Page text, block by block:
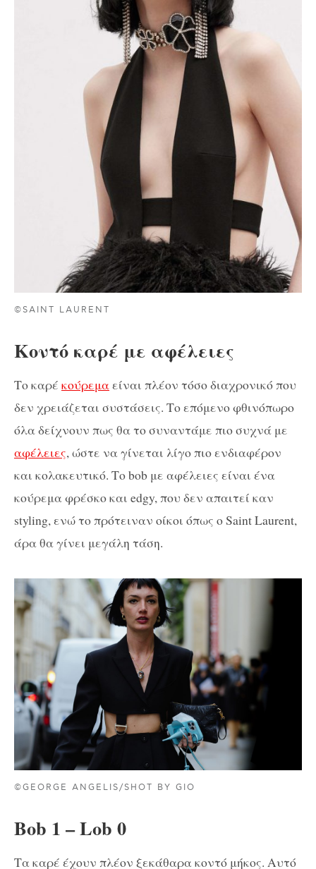
©SAINT LAURENT
Κοντό καρέ με αφέλειες
Το καρέ κούρεμαείναι πλέον τόσο διαχρονικό που
δεν χρειάζεται συστάσεις. Το επόμενο φθινόπωρο
όλα δείχνουν πως θα το συναντάμε πιο συχνά με
αφέλειες, ώστε να γίνεται λίγο πιο ενδιαφέρον
και κολακευτικό. Το bob με αφέλειες είναι ένα
κούρεμα φρέσκο και edgy, που δεν απαιτεί καν
styling, ενώ το πρότειναν οίκοι όπως ο Saint Laurent,
άρα θα γίνει μεγάλη τάση.
©GEORGE ANGELIS/SHOT BY GIO
Bob 1 – Lob 0
Τα καρέ έχουν πλέον ξεκάθαρα κοντό μήκος. Αυτό